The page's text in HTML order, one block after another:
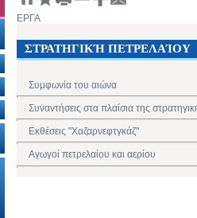
ΕΡΓΑ
ΣΤΡΑΤΗΓΙΚΉ ΠΕΤΡΕΛΑΊΟΥ
Συμφωνία του αιώνα
Συναντήσεις στα πλαίσια της
Εκθέσεις "Χαζαρνεφτγκάζ"‎
Αγωγοί πετρελαίου και αερίου